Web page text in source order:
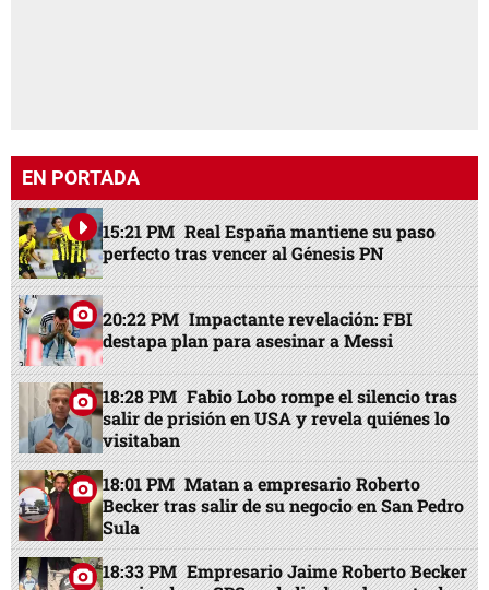
EN PORTADA
15:21 PM Real España mantiene su paso
perfecto tras vencer al Génesis PN
20:22 PM Impactante revelación: FBI
destapa plan para asesinar a Messi
18:28 PM Fabio Lobo rompe el silencio tras
salir de prisión en USA y revela quiénes lo
visitaban
18:01 PM Matan a empresario Roberto
Becker tras salir de su negocio en San Pedro
Sula
18:33 PM Empresario Jaime Roberto Becker